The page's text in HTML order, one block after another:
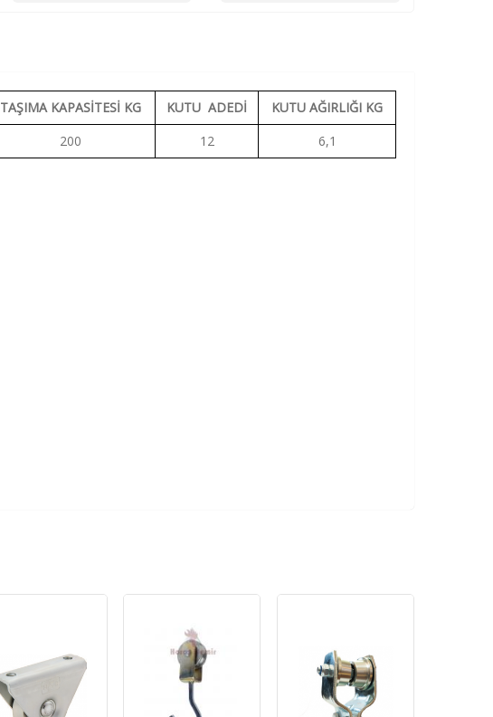
TAŞIMA KAPASİTESİ KG KUTU ADEDİ
KUTU AĞIRLIĞI KG
200 12 6,1